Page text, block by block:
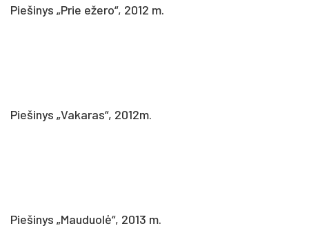
Piešinys „Prie ežero“, 2012 m.
Piešinys „Vakaras“, 2012m.
Piešinys „Mauduolė“, 2013 m.